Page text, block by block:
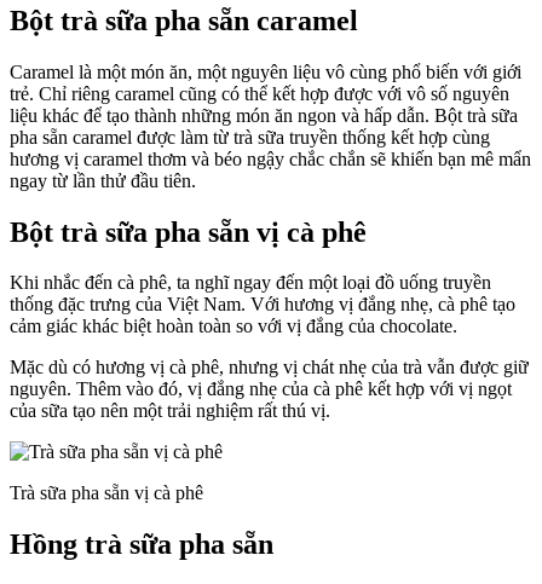
Bột trà sữa pha sẵn caramel
Caramel là một món ăn, một nguyên liệu vô cùng phổ biến với giới
trẻ. Chỉ riêng caramel cũng có thể kết hợp được với vô số nguyên
liệu khác để tạo thành những món ăn ngon và hấp dẫn. Bột trà sữa
pha sẵn caramel được làm từ trà sữa truyền thống kết hợp cùng
hương vị caramel thơm và béo ngậy chắc chắn sẽ khiến bạn mê mẩn
ngay từ lần thử đầu tiên.
Bột trà sữa pha sẵn vị cà phê
Khi nhắc đến cà phê, ta nghĩ ngay đến một loại đồ uống truyền
thống đặc trưng của Việt Nam. Với hương vị đắng nhẹ, cà phê tạo
cảm giác khác biệt hoàn toàn so với vị đắng của chocolate.
Mặc dù có hương vị cà phê, nhưng vị chát nhẹ của trà vẫn được giữ
nguyên. Thêm vào đó, vị đắng nhẹ của cà phê kết hợp với vị ngọt
của sữa tạo nên một trải nghiệm rất thú vị.
Trà sữa pha sẵn vị cà phê
Hồng trà sữa pha sẵn